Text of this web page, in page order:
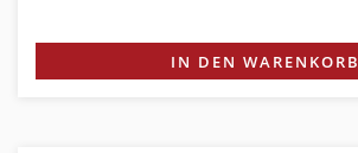
IN DEN WARENKORB